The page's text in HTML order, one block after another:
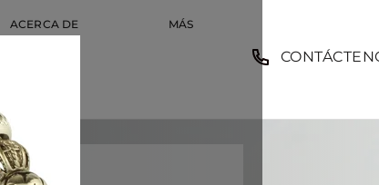
ACERCA DE MÁS